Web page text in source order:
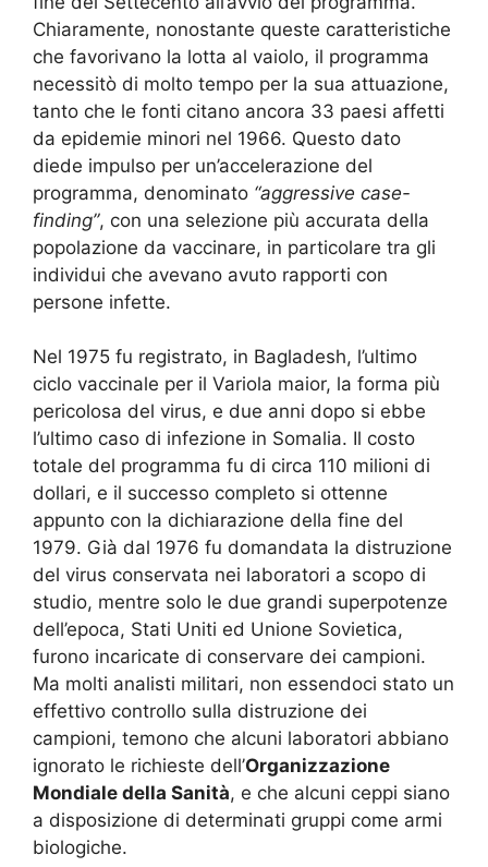
Chiaramente, nonostante queste caratteristiche
che favorivano la lotta al vaiolo, il programma
necessitò di molto tempo per la sua attuazione,
tanto che le fonti citano ancora 33 paesi affetti
da epidemie minori nel 1966. Questo dato
diede impulso per un’accelerazione del
programma, denominato “aggressive case-
finding”, con una selezione più accurata della
popolazione da vaccinare, in particolare tra gli
individui che avevano avuto rapporti con
persone infette.
Nel 1975 fu registrato, in Bagladesh, l’ultimo
ciclo vaccinale per il Variola maior, la forma più
pericolosa del virus, e due anni dopo si ebbe
l’ultimo caso di infezione in Somalia. Il costo
totale del programma fu di circa 110 milioni di
dollari, e il successo completo si ottenne
appunto con la dichiarazione della fine del
1979. Già dal 1976 fu domandata la distruzione
del virus conservata nei laboratori a scopo di
studio, mentre solo le due grandi superpotenze
dell’epoca, Stati Uniti ed Unione Sovietica,
furono incaricate di conservare dei campioni.
Ma molti analisti militari, non essendoci stato un
effettivo controllo sulla distruzione dei
campioni, temono che alcuni laboratori abbiano
ignorato le richieste dell’Organizzazione
Mondiale della Sanità, e che alcuni ceppi siano
a disposizione di determinati gruppi come armi
biologiche.